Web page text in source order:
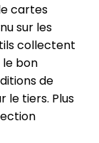
cartes
sur les
collectent
bon
de
le tiers. Plus